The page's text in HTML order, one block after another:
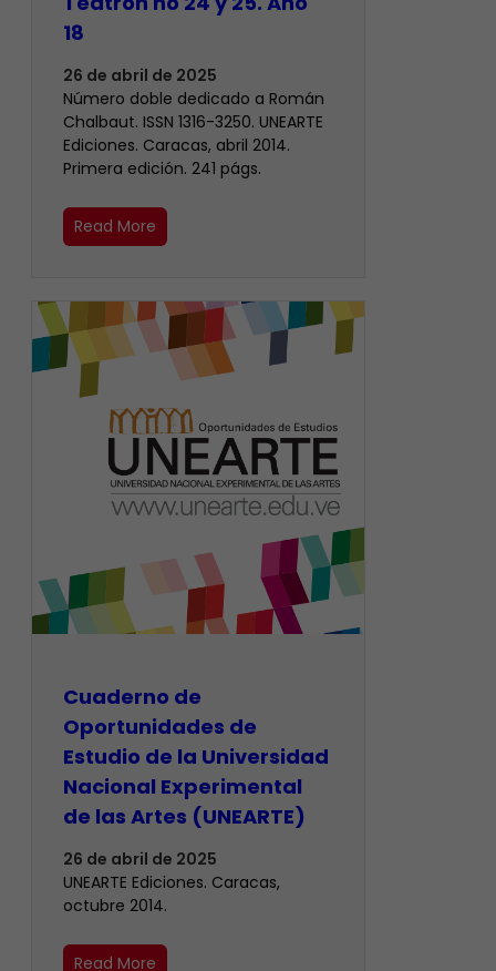
18
26 de abril de 2025
Número doble dedicado a Román
Chalbaut. ISSN 1316-3250. UNEARTE
Ediciones. Caracas, abril 2014.
Primera edición. 241 págs.
Read More
Cuaderno de
Oportunidades de
Estudio de la Universidad
Nacional Experimental
de las Artes (UNEARTE)
26 de abril de 2025
UNEARTE Ediciones. Caracas,
octubre 2014.
Read More